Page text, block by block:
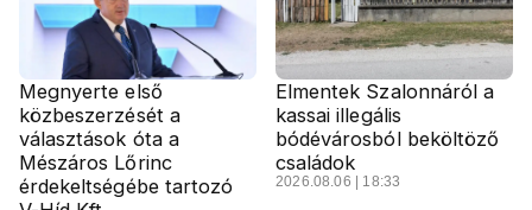
Megnyerte első
közbeszerzését a
választások óta a
Mészáros Lőrinc
érdekeltségébe tartozó
Elmentek Szalonnáról a
kassai illegális
bódévárosból beköltöző
családok
2026.08.06 | 18:33